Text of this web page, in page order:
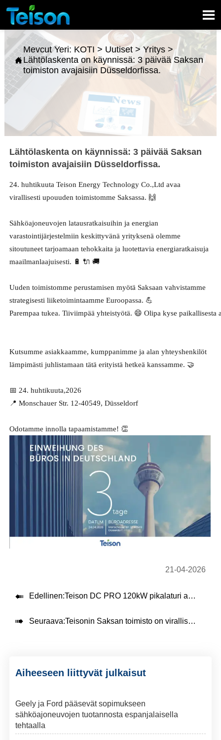


Mevcut Yeri: KOTI > Uutiset> Yritys>
Lähtölaskenta on käynnissä: 3 päivää Saksan
toimiston avajaisiin Düsseldorfissa.
Lähtölaskenta on käynnissä: 3 päivää Saksan
toimiston avajaisiin Düsseldorfissa.
24. huhtikuuta Teison Energy Technology Co.,Ltd avaa
virallisesti upouuden toimistomme Saksassa. 🙌
Sähköajoneuvojen latausratkaisuihin ja energian
varastointijärjestelmiin keskittyvänä yrityksenä olemme
sitoutuneet tarjoamaan tehokkaita ja luotettavia energiaratkaisuja
maailmanlaajuisesti. 🔋 🔌 🚚
Uuden toimistomme perustamisen myötä Saksaan vahvistamme
strategisesti liiketoimintaamme Euroopassa. 💪
Parempaa tukea. Tiiviimpää yhteistyötä. 😄 Olipa kyse
Kutsumme asiakkaamme, kumppanimme ja alan yhteyshenkilöt
lämpimästi juhlistamaan tätä erityistä hetkeä kanssamme. 🤝
📅 24. huhtikuuta,2026
📍 Monschauer Str. 12-40549, Düsseldorf
Odotamme innolla tapaamistamme! 👏
21-04-2026
 Edellinen:Teison DC PRO 120kW pikalaturi asennettu Alankomaihin，2026
 Seuraava:Teisonin Saksan toimisto on virallisesti avattu
Aiheeseen liittyvät julkaisut
Geely ja Ford pääsevät sopimukseen
sähköajoneuvojen tuotannosta espanjalaisella
tehtaalla